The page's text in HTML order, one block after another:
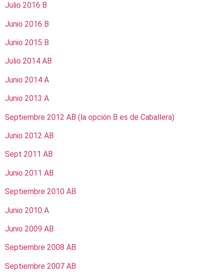
Julio 2016 B
Junio 2016 B
Junio 2015 B
Julio 2014 AB
Junio 2014 A
Junio 2013 A
Septiembre 2012 AB (la opción B es de Caballera)
Junio 2012 AB
Sept 2011 AB
Junio 2011 AB
Septiembre 2010 AB
Junio 2010 A
Junio 2009 AB
Septiembre 2008 AB
Septiembre 2007 AB